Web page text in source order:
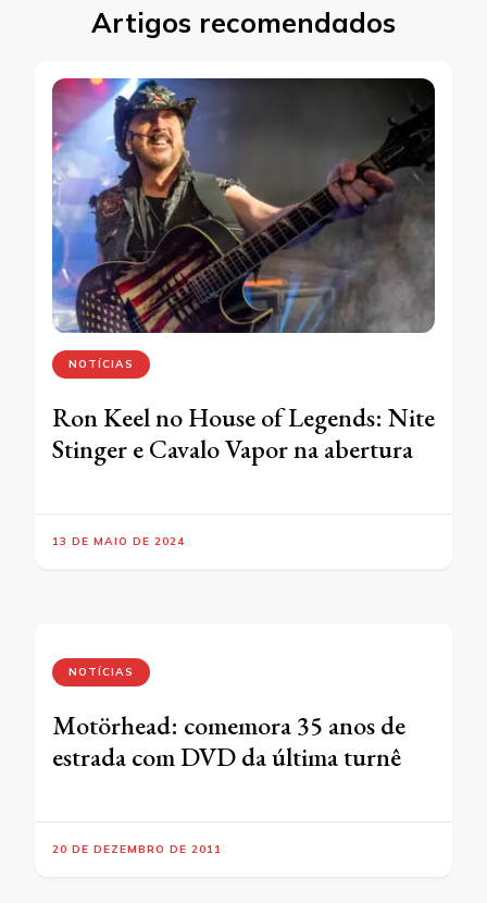
Artigos recomendados
NOTÍCIAS
Ron Keel no House of Legends: Nite
Stinger e Cavalo Vapor na abertura
13 DE MAIO DE 2024
NOTÍCIAS
Motörhead: comemora 35 anos de
estrada com DVD da última turnê
20 DE DEZEMBRO DE 2011